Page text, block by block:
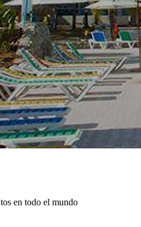
en todo el mundo